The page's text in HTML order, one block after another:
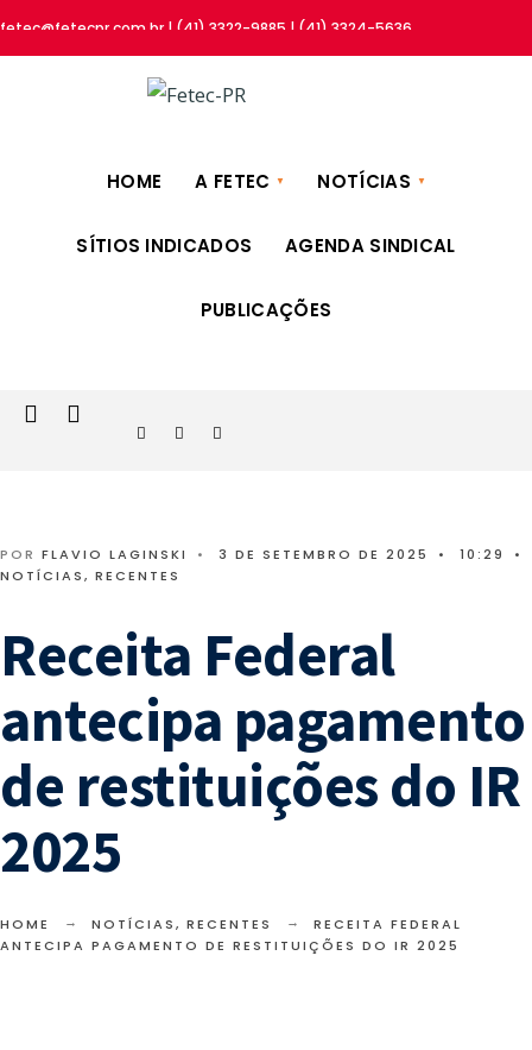
fetec@fetecpr.com.br | (41) 3322-9885 | (41) 3324-5636
HOME A FETEC NOTÍCIAS
SÍTIOS INDICADOS AGENDA SINDICAL
PUBLICAÇÕES
POR FLAVIO LAGINSKI • 3 DE SETEMBRO DE 2025 • 10:29
•
NOTÍCIAS, RECENTES
Receita Federal
antecipa pagamento
de restituições do IR
2025
HOME NOTÍCIAS, RECENTES
RECEITA FEDERAL
ANTECIPA PAGAMENTO DE RESTITUIÇÕES DO IR 2025